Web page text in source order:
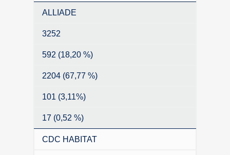
ALLIADE
3252
592 (18,20 %)
2204 (67,77 %)
101 (3,11%)
17 (0,52 %)
CDC HABITAT